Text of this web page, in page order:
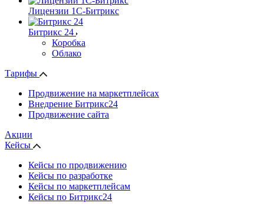
Лицензии 1С-Битрикс
Битрикс 24
Коробка
Облако
Тарифы
Продвижение на маркетплейсах
Внедрение Битрикс24
Продвижение сайта
Акции
Кейсы
Кейсы по продвижению
Кейсы по разработке
Кейсы по маркетплейсам
Кейсы по Битрикс24